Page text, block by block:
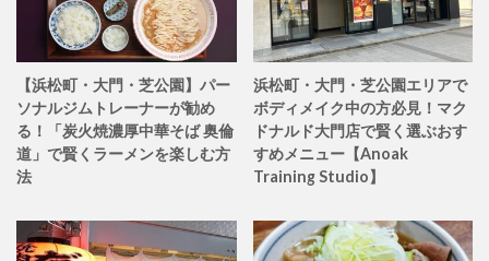
【浜松町・大門・芝公園】パー
ソナルジムトレーナーが勧め
る！「炭火焼濃厚中華そば 奥倫
道」で賢くラーメンを楽しむ方
法
浜松町・大門・芝公園エリアで
ボディメイク中の方必見！マク
ドナルド大門店で賢く選ぶおす
すめメニュー【Anoak
Training Studio】